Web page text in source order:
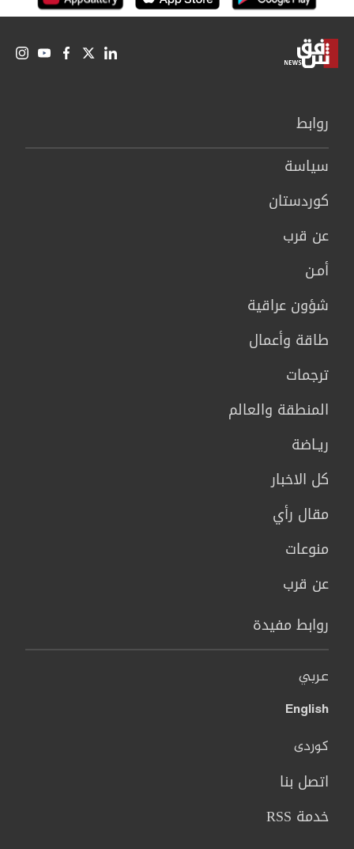
روابط
سیاسة
كوردستان
عن قرب
أمـن
شؤون عراقية
طاقة وأعمال
ترجمات
المنطقة والعالم
ريـاضة
كل الاخبار
مقال رأي
منوعات
عن قرب
روابط مفيدة
عربي
English
کوردی
اتصل بنا
خدمة RSS